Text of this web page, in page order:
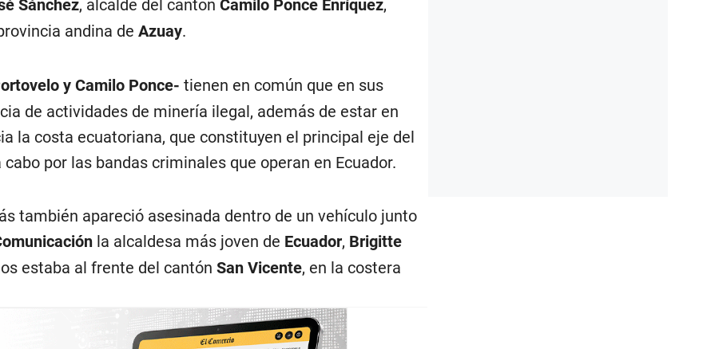
y Camilo Ponce-tienen en común que en sus
la costa ecuatoriana, que constituyen el principal eje del
por las bandas criminales que operan en Ecuador.
también apareció asesinada dentro de un vehículo junto
estaba al frente del cantónSan Vicente, en la costera